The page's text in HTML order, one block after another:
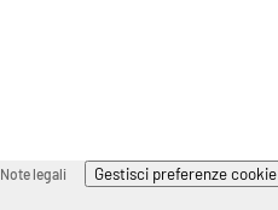
Note legali Gestisci preferenze cookie